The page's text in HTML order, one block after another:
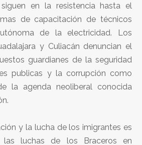
en la resistencia hasta el
de capacitación de técnicos
de la electricidad. Los
y Culiacán denuncian el
guardianes de la seguridad
publicas y la corrupción como
la agenda neoliberal conocida
y la lucha de los imigrantes es
las luchas de los Braceros en